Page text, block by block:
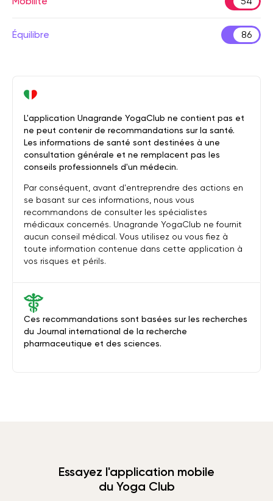
Équilibre 86
Ces recommandations sont basées sur les recherches
du Journal international de la recherche
pharmaceutique et des sciences.
L'application Unagrande YogaClub ne contient pas et
ne peut contenir de recommandations sur la santé.
Les informations de santé sont destinées à une
consultation générale et ne remplacent pas les
conseils professionnels d'un médecin.
Par conséquent, avant d'entreprendre des actions en
se basant sur ces informations, nous vous
recommandons de consulter les spécialistes
médicaux concernés. Unagrande YogaClub ne fournit
aucun conseil médical. Vous utilisez ou vous fiez à
toute information contenue dans cette application à
vos risques et périls.
Essayez l'application mobile
du Yoga Club